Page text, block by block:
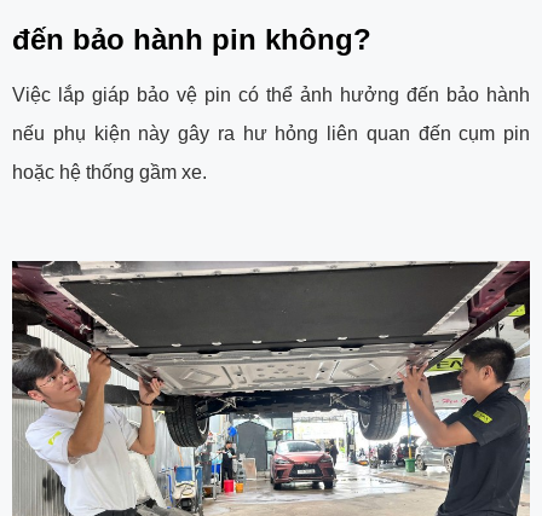
đến bảo hành pin không?
Việc lắp giáp bảo vệ pin có thể ảnh hưởng đến bảo hành
nếu phụ kiện này gây ra hư hỏng liên quan đến cụm pin
hoặc hệ thống gầm xe.